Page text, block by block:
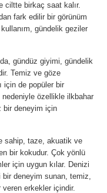
ciltte birkaç saat kalır.
fark edilir bir görünüm
gündelik geziler
gündüz giyimi, gündelik
Temiz ve göze
için de popüler bir
nedeniyle özellikle ilkbahar
bir deneyim için
sahip, taze, akuatik ve
bir kokudur. Çok yönlü
için uygun kılar. Denizi
bir deneyim sunan, temiz,
veren erkekler içindir.